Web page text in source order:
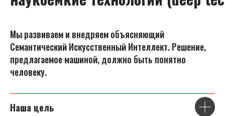
Мы развиваем и внедряем объясняющий
Семантический Искусственный Интеллект. Решение,
предлагаемое машиной, должно быть понятно
человеку.
Наша цель